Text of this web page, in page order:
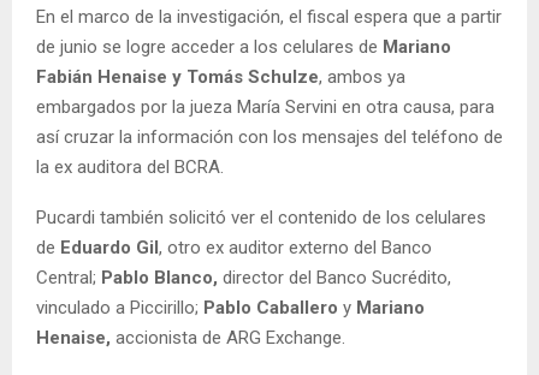
En el marco de la investigación, el fiscal espera que a partir
de junio se logre acceder a los celulares de Mariano
Fabián Henaise y Tomás Schulze, ambos ya
embargados por la jueza María Servini en otra causa, para
así cruzar la información con los mensajes del teléfono de
la ex auditora del BCRA.
Pucardi también solicitó ver el contenido de los celulares
de Eduardo Gil, otro ex auditor externo del Banco
Central; Pablo Blanco, director del Banco Sucrédito,
vinculado a Piccirillo; Pablo Caballero y Mariano
Henaise, accionista de ARG Exchange.